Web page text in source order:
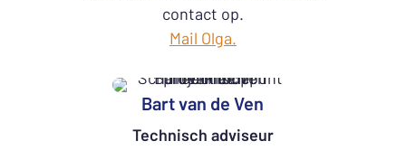
contact op.
Mail Olga.
Bart van de Ven
Technisch adviseur